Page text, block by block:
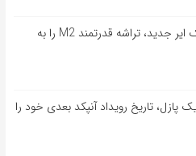
کالبدشکافی مک بوک ایر جدید، تراشه قدرتمند M2 را به
پازل، تاریخ رویداد آنپکد بعدی خود را